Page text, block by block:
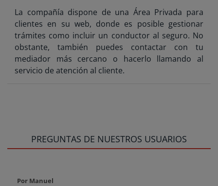
La compañía dispone de una Área Privada para
clientes en su web, donde es posible gestionar
trámites como incluir un conductor al seguro. No
obstante, también puedes contactar con tu
mediador más cercano o hacerlo llamando al
servicio de atención al cliente.
PREGUNTAS DE NUESTROS USUARIOS
Por Manuel